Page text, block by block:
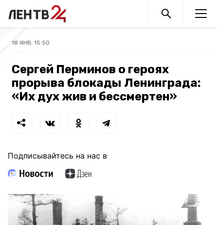
18 ЯНВ, 15:50
Сергей Перминов о героях
прорыва блокады Ленинграда:
«Их дух жив и бессмертен»
Подписывайтесь на нас в